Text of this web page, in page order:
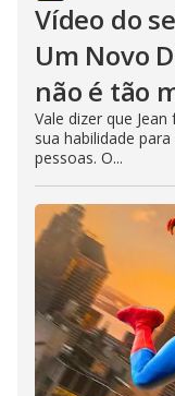
Vídeo do
Um Novo
não é tão
Vale dizer que
sua habilidade
pessoas. O...